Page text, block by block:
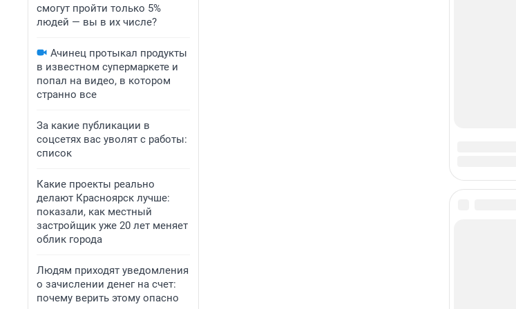
смогут пройти только 5%
людей — вы в их числе?
Ачинец протыкал продукты
в известном супермаркете и
попал на видео, в котором
странно все
За какие публикации в
соцсетях вас уволят с работы:
список
Какие проекты реально
делают Красноярск лучше:
показали, как местный
застройщик уже 20 лет меняет
облик города
Людям приходят уведомления
о зачислении денег на счет:
почему верить этому опасно